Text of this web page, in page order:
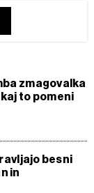
zmagovalka
to pomeni
besni
in